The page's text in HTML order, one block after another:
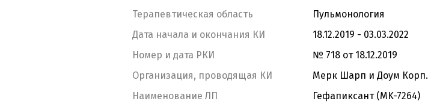
Терапевтическая область
Пульмонология
Дата начала и окончания КИ
18.12.2019 - 03.03.2022
Номер и дата РКИ
№ 718 от 18.12.2019
Организация, проводящая КИ
Мерк Шарп и Доум Корп.
Наименование ЛП
Гефапиксант (MK-7264)